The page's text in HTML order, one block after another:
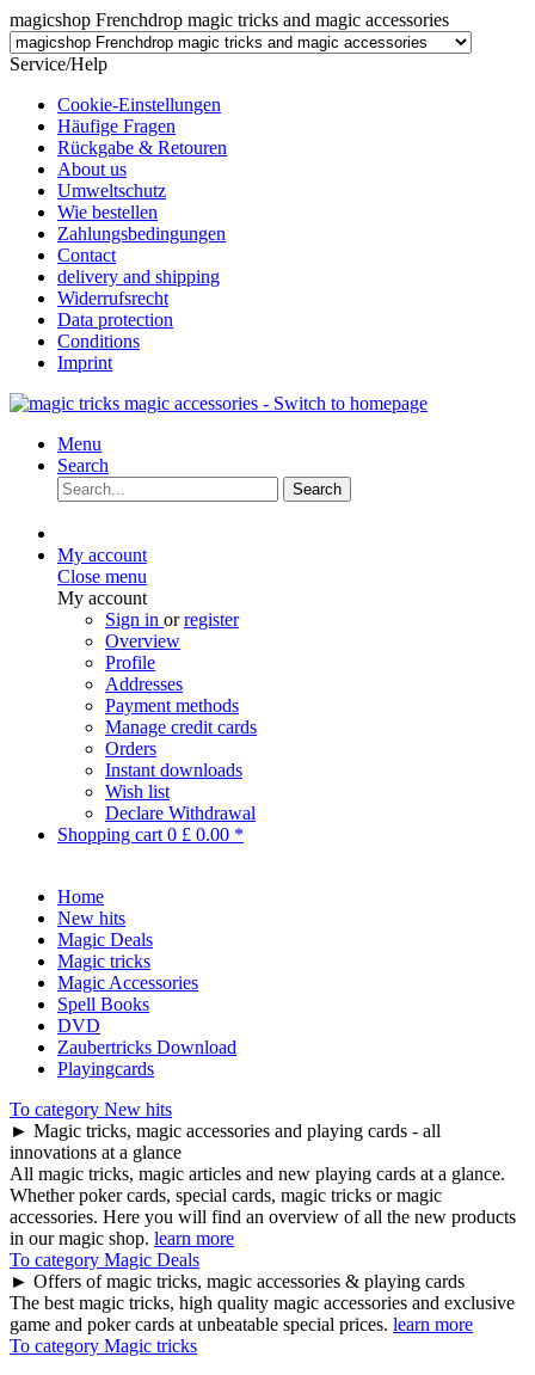
magicshop Frenchdrop magic tricks and magic accessories
Service/Help
Cookie-Einstellungen
Häufige Fragen
Rückgabe & Retouren
About us
Umweltschutz
Wie bestellen
Zahlungsbedingungen
Contact
delivery and shipping
Widerrufsrecht
Data protection
Conditions
Imprint
Menu
Search
Search
My account
Close menu
My account
Sign in orregister
Overview
Profile
Addresses
Payment methods
Manage credit cards
Orders
Instant downloads
Wish list
Declare Withdrawal
Shopping cart 0 £ 0.00 *
Home
New hits
Magic Deals
Magic tricks
Magic Accessories
Spell Books
DVD
Zaubertricks Download
Playingcards
To category New hits
► Magic tricks, magic accessories and playing cards - all
innovations at a glance
All magic tricks, magic articles and new playing cards at a glance.
Whether poker cards, special cards, magic tricks or magic
accessories. Here you will find an overview of all the new products
in our magic shop. learn more
To category Magic Deals
► Offers of magic tricks, magic accessories & playing cards
The best magic tricks, high quality magic accessories and exclusive
game and poker cards at unbeatable special prices. learn more
To category Magic tricks